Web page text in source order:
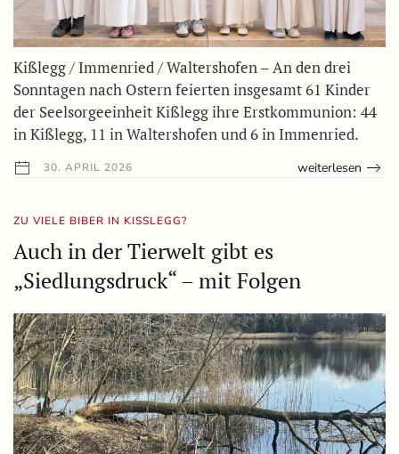
Kißlegg / Immenried / Waltershofen – An den drei
Sonntagen nach Ostern feierten insgesamt 61 Kinder
der Seelsorgeeinheit Kißlegg ihre Erstkommunion: 44
in Kißlegg, 11 in Waltershofen und 6 in Immenried.
30. APRIL 2026 weiterlesen
ZU VIELE BIBER IN KISSLEGG?
Auch in der Tierwelt gibt es
„Siedlungsdruck“ – mit Folgen